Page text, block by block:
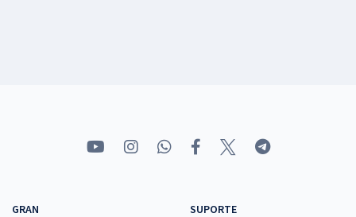
GRAN
SUPORTE